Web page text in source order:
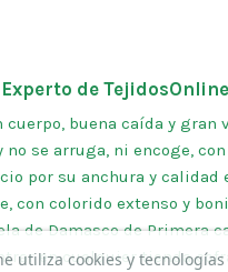
de TejidosOnline
cuerpo, buena caída y gran
no se arruga, ni encoge,
por su anchura y calidad
con colorido extenso y
de Damasco de Primera
en cualquier tienda
utiliza cookies y